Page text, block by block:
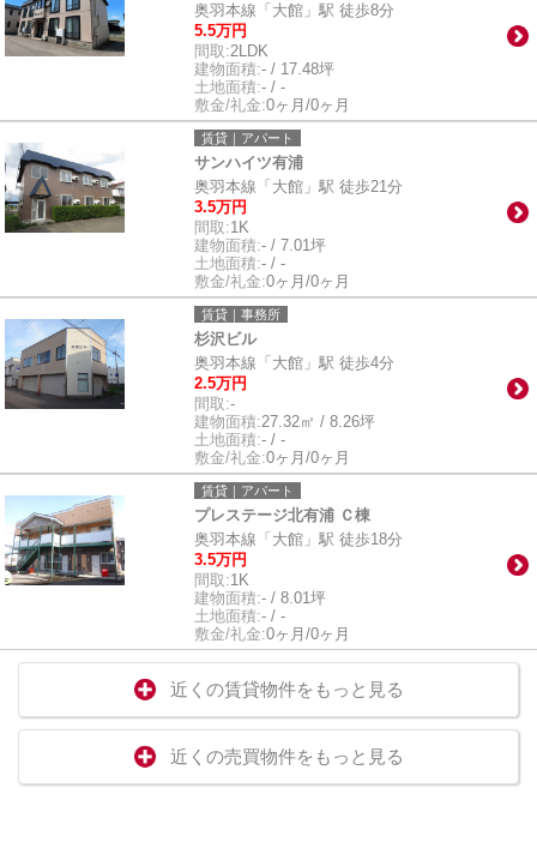
奥羽本線「大館」駅 徒歩8分
5.5万円
間取:2LDK
建物面積:- / 17.48坪
土地面積:- / -
敷金/礼金:0ヶ月/0ヶ月
賃貸｜アパート
サンハイツ有浦
奥羽本線「大館」駅 徒歩21分
3.5万円
間取:1K
建物面積:- / 7.01坪
土地面積:- / -
敷金/礼金:0ヶ月/0ヶ月
賃貸｜事務所
杉沢ビル
奥羽本線「大館」駅 徒歩4分
2.5万円
間取:-
建物面積:27.32㎡ / 8.26坪
土地面積:- / -
敷金/礼金:0ヶ月/0ヶ月
賃貸｜アパート
プレステージ北有浦 Ｃ棟
奥羽本線「大館」駅 徒歩18分
3.5万円
間取:1K
建物面積:- / 8.01坪
土地面積:- / -
敷金/礼金:0ヶ月/0ヶ月
近くの賃貸物件をもっと見る
近くの売買物件をもっと見る